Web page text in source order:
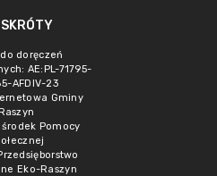
doręczeń
AE:PL-71795-
AFDIV-23
Gminy
Raszyn
Pomocy
Eko-Raszyn